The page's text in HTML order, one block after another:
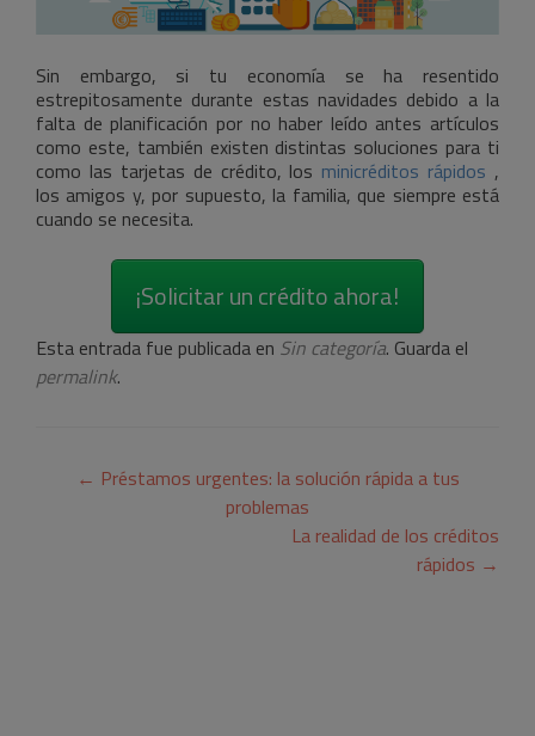
Sin embargo, si tu economía se ha resentido
estrepitosamente durante estas navidades debido a la
falta de planificación por no haber leído antes artículos
como este, también existen distintas soluciones para ti
como las tarjetas de crédito, los minicréditos rápidos ,
los amigos y, por supuesto, la familia, que siempre está
cuando se necesita.
¡Solicitar un crédito ahora!
Esta entrada fue publicada en Sin categoría. Guarda el
permalink.
Navegación
← Préstamos urgentes: la solución rápida a tus
problemas
La realidad de los créditos
rápidos →